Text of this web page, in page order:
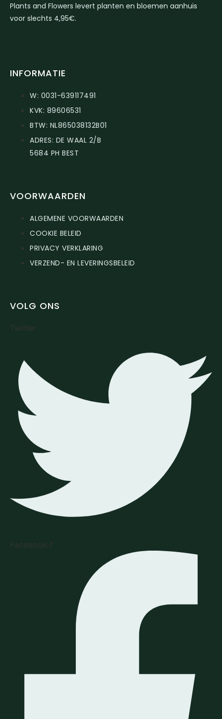
Plants and Flowers levert planten en bloemen aanhuis
voor slechts 4,95€.
INFORMATIE
W: 0031-639117491
KVK: 89606531
BTW: NL865038132B01
ADRES: DE WAAL 2/B
5684 PH BEST
VOORWAARDEN
ALGEMENE VOORWAARDEN
COOKIE BELEID
PRIVACY VERKLARING
VERZEND- EN LEVERINGSBELEID
VOLG ONS
Twitter
Facebook-f